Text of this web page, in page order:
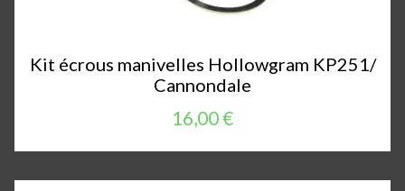
Kit écrous manivelles Hollowgram KP251/
Cannondale
16,00 €